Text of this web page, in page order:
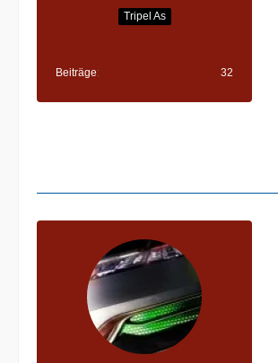
Tripel As
Beiträge 32